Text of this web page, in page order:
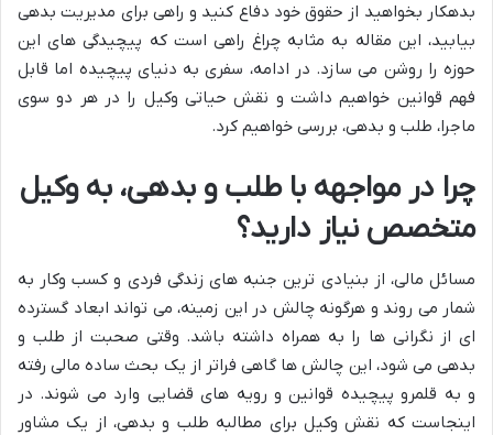
بدهکار بخواهید از حقوق خود دفاع کنید و راهی برای مدیریت بدهی
بیابید، این مقاله به مثابه چراغ راهی است که پیچیدگی های این
حوزه را روشن می سازد. در ادامه، سفری به دنیای پیچیده اما قابل
فهم قوانین خواهیم داشت و نقش حیاتی وکیل را در هر دو سوی
ماجرا، طلب و بدهی، بررسی خواهیم کرد.
چرا در مواجهه با طلب و بدهی، به وکیل
متخصص نیاز دارید؟
مسائل مالی، از بنیادی ترین جنبه های زندگی فردی و کسب وکار به
شمار می روند و هرگونه چالش در این زمینه، می تواند ابعاد گسترده
ای از نگرانی ها را به همراه داشته باشد. وقتی صحبت از طلب و
بدهی می شود، این چالش ها گاهی فراتر از یک بحث ساده مالی رفته
و به قلمرو پیچیده قوانین و رویه های قضایی وارد می شوند. در
اینجاست که نقش وکیل برای مطالبه طلب و بدهی، از یک مشاور